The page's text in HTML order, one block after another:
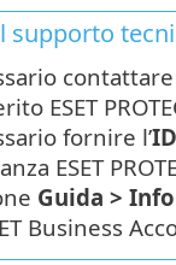
supporto
ESET
fornire l’ID
ESET
Guida >
Business